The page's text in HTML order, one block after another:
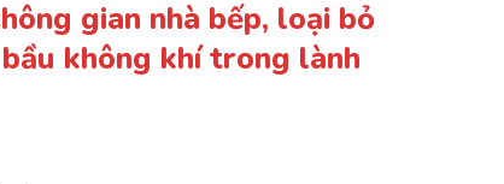
gian nhà bếp, loại bỏ
không khí trong lành